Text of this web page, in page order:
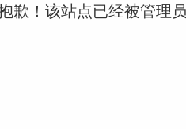
歉！该站点已经被管理